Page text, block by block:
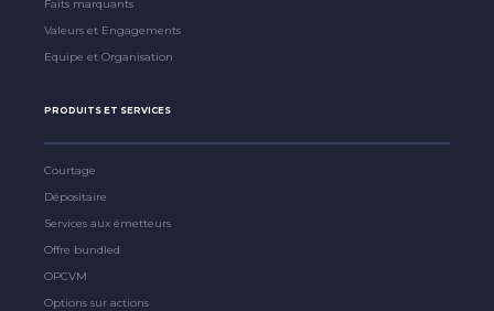
Faits marquants
Valeurs et Engagements
Equipe et Organisation
PRODUITS ET SERVICES
Courtage
Dépositaire
Services aux émetteurs
Offre bundled
OPCVM
Options sur actions